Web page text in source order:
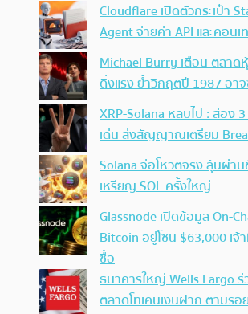
Cloudflare เปิดตัวกระเป๋า
Agent จ่ายค่า API และคอนเ
Michael Burry เตือน ตลาด
ดิ่งแรง ย้ำวิกฤตปี 1987 อา
XRP-Solana หลบไป : ส่อง
เด่น ส่งสัญญาณเตรียม
Solana จ่อโหวตจริง ลุ้นผ่า
เหรียญ SOL ครั้งใหญ่
Glassnode เปิดข้อมูล On-
Bitcoin อยู่โซน $63,000 เ
ซื้อ
ธนาคารใหญ่ Wells Fargo
ตลาดโทเคนเงินฝาก ตามรอ